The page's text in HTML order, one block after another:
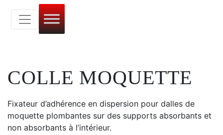
COLLE MOQUETTE
Fixateur d’adhérence en dispersion pour dalles de
moquette plombantes sur des supports absorbants et
non absorbants à l’intérieur.